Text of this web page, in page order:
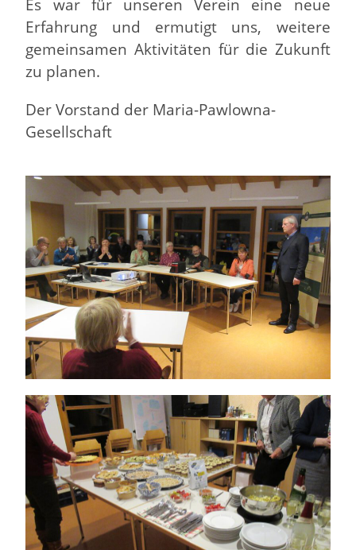
Es war für unseren Verein eine neue
Erfahrung und ermutigt uns, weitere
gemeinsamen Aktivitäten für die Zukunft
zu planen.
Der Vorstand der Maria-Pawlowna-
Gesellschaft